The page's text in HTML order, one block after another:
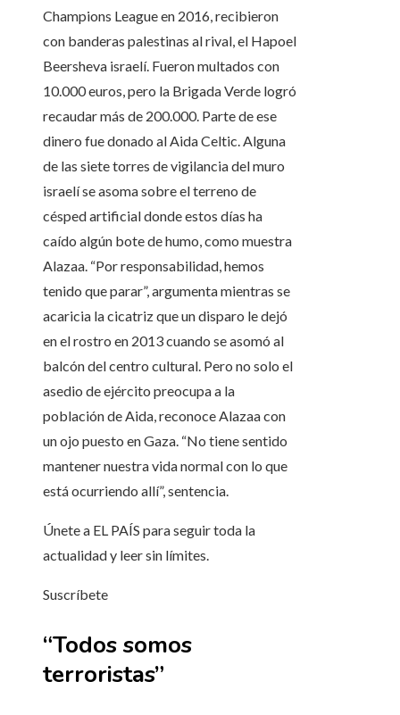
Champions League en 2016, recibieron
con banderas palestinas al rival, el Hapoel
Beersheva israelí. Fueron multados con
10.000 euros, pero la Brigada Verde logró
recaudar más de 200.000. Parte de ese
dinero fue donado al Aida Celtic. Alguna
de las siete torres de vigilancia del muro
israelí se asoma sobre el terreno de
césped artificial donde estos días ha
caído algún bote de humo, como muestra
Alazaa. “Por responsabilidad, hemos
tenido que parar”, argumenta mientras se
acaricia la cicatriz que un disparo le dejó
en el rostro en 2013 cuando se asomó al
balcón del centro cultural. Pero no solo el
asedio de ejército preocupa a la
población de Aida, reconoce Alazaa con
un ojo puesto en Gaza. “No tiene sentido
mantener nuestra vida normal con lo que
está ocurriendo allí”, sentencia.
Únete a EL PAÍS para seguir toda la
actualidad y leer sin límites.
Suscríbete
“Todos somos
terroristas”